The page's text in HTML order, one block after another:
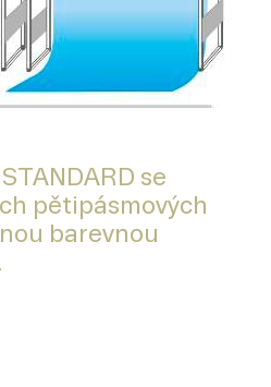
se
pětipásmových
barevnou